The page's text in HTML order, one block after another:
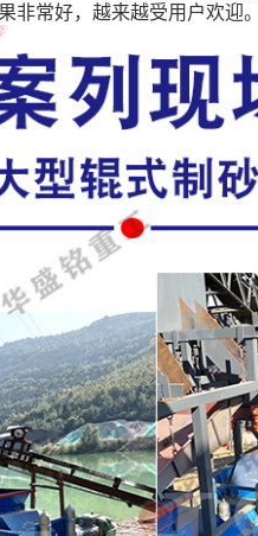
非常好，越来越受用户欢迎。